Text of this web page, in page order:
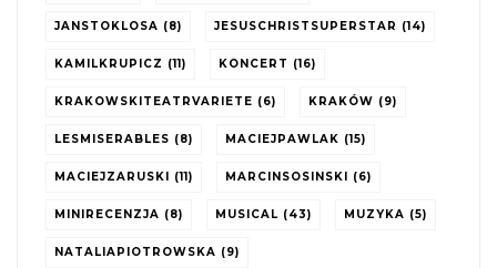
JANSTOKLOSA (8) JESUSCHRISTSUPERSTAR (14)
KAMILKRUPICZ (11) KONCERT (16)
KRAKOWSKITEATRVARIETE (6) KRAKÓW (9)
LESMISERABLES (8) MACIEJPAWLAK (15)
MACIEJZARUSKI (11) MARCINSOSINSKI (6)
MINIRECENZJA (8) MUSICAL (43) MUZYKA (5)
NATALIAPIOTROWSKA (9)